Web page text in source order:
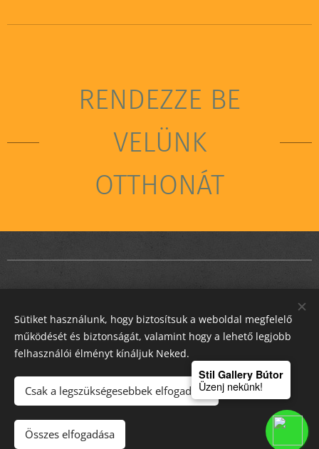
RENDEZZE BE
VELÜNK
OTTHONÁT
STIL GALLERY KFT
Sütiket használunk, hogy biztosítsuk a weboldal megfelelő
működését és biztonságát, valamint hogy a lehető legjobb
felhasználói élményt kínáljuk Neked.
Csak a legszükségesebbek elfogadása
Összes elfogadása
Stil Gallery Bútor
Üzenj nekünk!